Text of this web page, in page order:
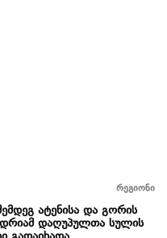
რეგიონი
ატენისა და გორის
დაღუპულთა სულის